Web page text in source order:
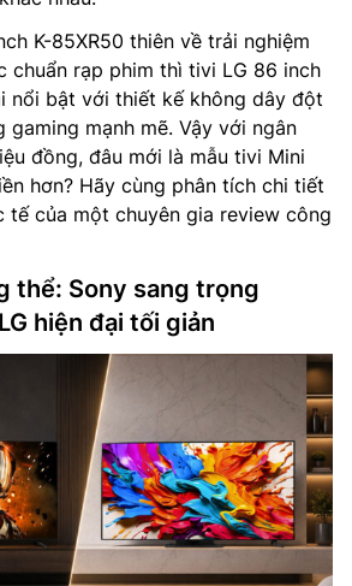
K-85XR50 thiên về trải nghiệm
chuẩn rạp phim thì tivi LG 86 inch
nổi bật với thiết kế không dây đột
gaming mạnh mẽ. Vậy với ngân
đồng, đâu mới là mẫu tivi Mini
hơn? Hãy cùng phân tích chi tiết
tế của một chuyên gia review công
thể: Sony sang trọng
hiện đại tối giản